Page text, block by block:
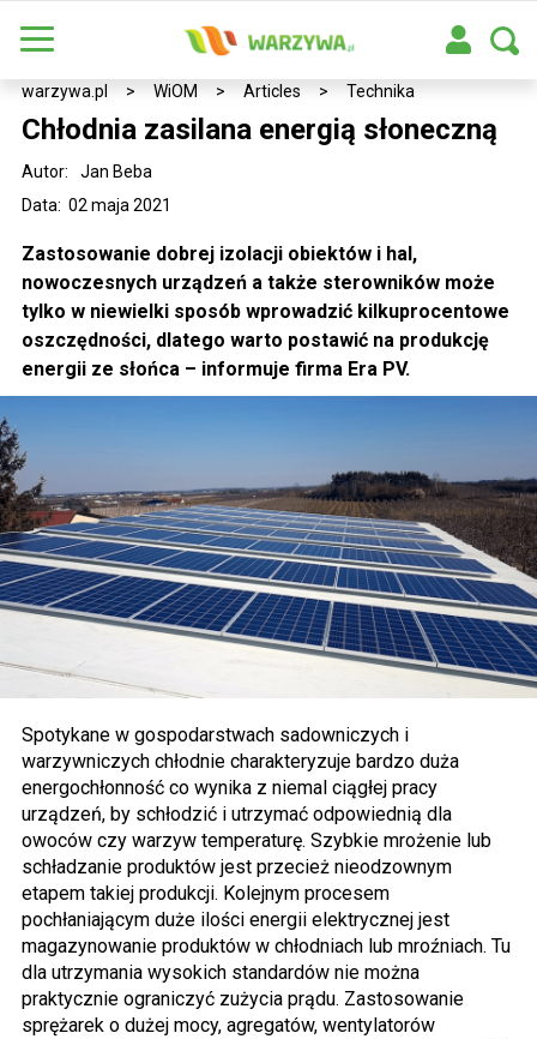
warzywa.pl > WiOM > Articles > Technika
Chłodnia zasilana energią słoneczną
Data: 02 maja 2021
Autor: Jan Beba
Zastosowanie dobrej izolacji obiektów i hal,
nowoczesnych urządzeń a także sterowników może
tylko w niewielki sposób wprowadzić kilkuprocentowe
oszczędności, dlatego warto postawić na produkcję
energii ze słońca – informuje firma Era PV.
Spotykane w gospodarstwach sadowniczych i
warzywniczych chłodnie charakteryzuje bardzo duża
energochłonność co wynika z niemal ciągłej pracy
urządzeń, by schłodzić i utrzymać odpowiednią dla
owoców czy warzyw temperaturę. Szybkie mrożenie lub
schładzanie produktów jest przecież nieodzownym
etapem takiej produkcji. Kolejnym procesem
pochłaniającym duże ilości energii elektrycznej jest
magazynowanie produktów w chłodniach lub mroźniach. Tu
dla utrzymania wysokich standardów nie można
praktycznie ograniczyć zużycia prądu. Zastosowanie
sprężarek o dużej mocy, agregatów, wentylatorów